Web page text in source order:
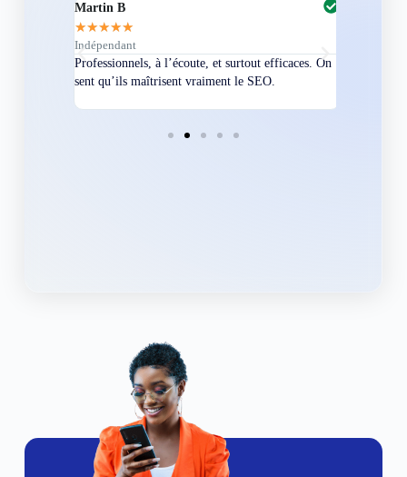
Martin B
★★★★★
Indépendant
Professionnels, à l’écoute, et surtout efficaces. On
sent qu’ils maîtrisent vraiment le SEO.